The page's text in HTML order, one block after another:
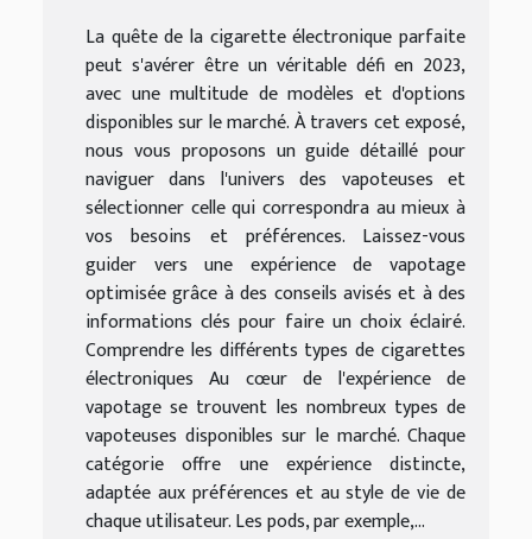
La quête de la cigarette électronique parfaite
peut s'avérer être un véritable défi en 2023,
avec une multitude de modèles et d'options
disponibles sur le marché. À travers cet exposé,
nous vous proposons un guide détaillé pour
naviguer dans l'univers des vapoteuses et
sélectionner celle qui correspondra au mieux à
vos besoins et préférences. Laissez-vous
guider vers une expérience de vapotage
optimisée grâce à des conseils avisés et à des
informations clés pour faire un choix éclairé.
Comprendre les différents types de cigarettes
électroniques Au cœur de l'expérience de
vapotage se trouvent les nombreux types de
vapoteuses disponibles sur le marché. Chaque
catégorie offre une expérience distincte,
adaptée aux préférences et au style de vie de
chaque utilisateur. Les pods, par exemple,...